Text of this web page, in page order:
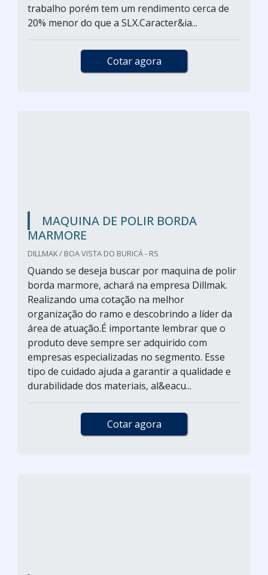
trabalho porém tem um rendimento cerca de
20% menor do que a SLX.Caracter&ia...
Cotar agora
MAQUINA DE POLIR BORDA
MARMORE
DILLMAK / BOA VISTA DO BURICÁ - RS
Quando se deseja buscar por maquina de polir
borda marmore, achará na empresa Dillmak.
Realizando uma cotação na melhor
organização do ramo e descobrindo a líder da
área de atuação.É importante lembrar que o
produto deve sempre ser adquirido com
empresas especializadas no segmento. Esse
tipo de cuidado ajuda a garantir a qualidade e
durabilidade dos materiais, al&eacu...
Cotar agora